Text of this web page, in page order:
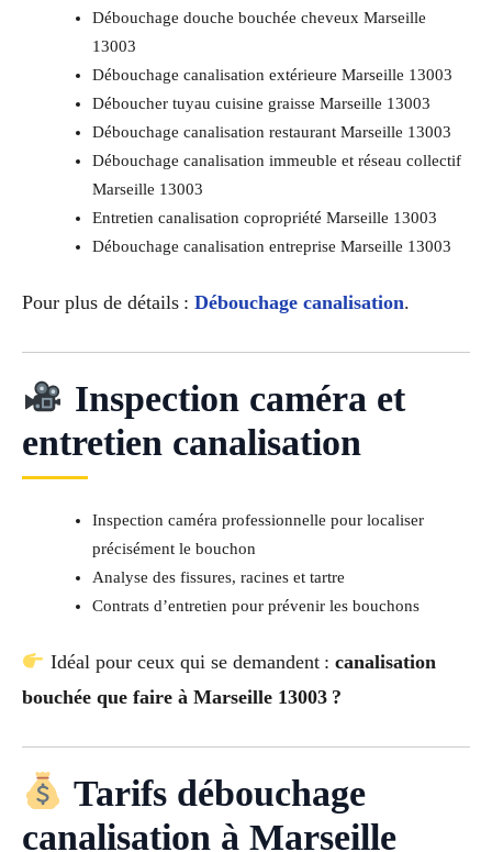
Débouchage douche bouchée cheveux Marseille
13003
Débouchage canalisation extérieure Marseille 13003
Déboucher tuyau cuisine graisse Marseille 13003
Débouchage canalisation restaurant Marseille 13003
Débouchage canalisation immeuble et réseau collectif
Marseille 13003
Entretien canalisation copropriété Marseille 13003
Débouchage canalisation entreprise Marseille 13003
Pour plus de détails : Débouchage canalisation.
Inspection caméra et
entretien canalisation
Inspection caméra professionnelle pour localiser
précisément le bouchon
Analyse des fissures, racines et tartre
Contrats d’entretien pour prévenir les bouchons
Idéal pour ceux qui se demandent : canalisation
bouchée que faire à Marseille 13003 ?
Tarifs débouchage
canalisation à Marseille